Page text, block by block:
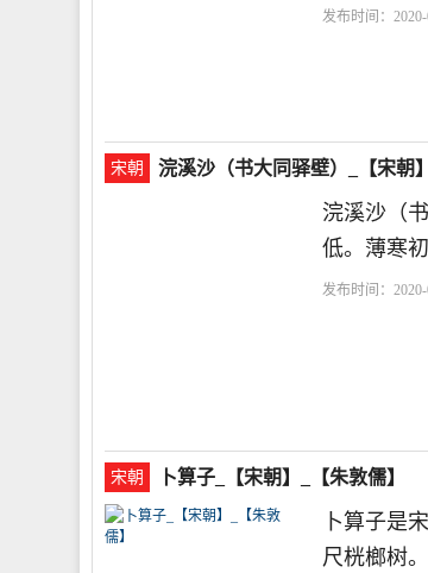
发布时间：
宋朝 浣溪沙（书大同驿壁）_【宋朝
浣溪沙（
低。薄寒
发布时间：
宋朝 卜算子_【宋朝】_【朱敦儒】
卜算子是
尺桄榔树